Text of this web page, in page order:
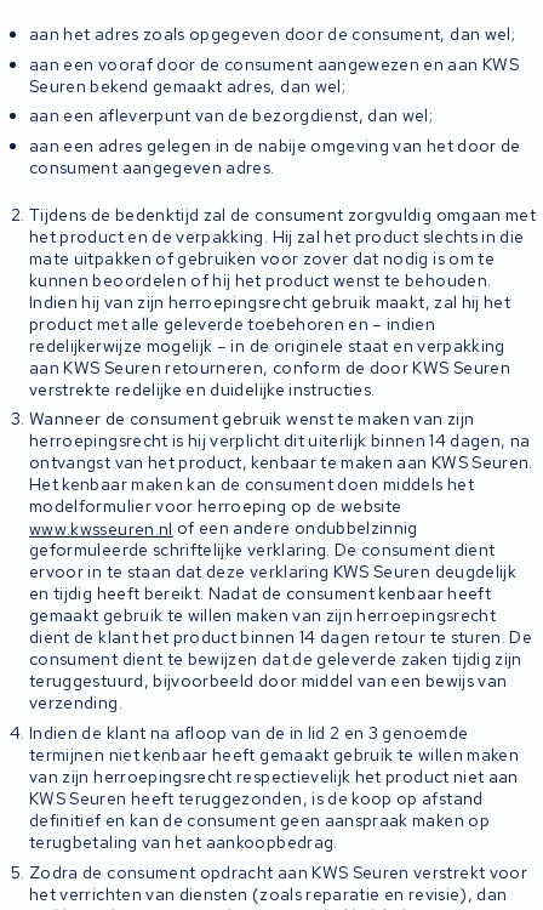
aan het adres zoals opgegeven door de consument, dan wel;
aan een vooraf door de consument aangewezen en aan KWS
Seuren bekend gemaakt adres, dan wel;
aan een afleverpunt van de bezorgdienst, dan wel;
aan een adres gelegen in de nabije omgeving van het door de
consument aangegeven adres.
Tijdens de bedenktijd zal de consument zorgvuldig omgaan met
het product en de verpakking. Hij zal het product slechts in die
mate uitpakken of gebruiken voor zover dat nodig is om te
kunnen beoordelen of hij het product wenst te behouden.
Indien hij van zijn herroepingsrecht gebruik maakt, zal hij het
product met alle geleverde toebehoren en – indien
redelijkerwijze mogelijk – in de originele staat en verpakking
aan KWS Seuren retourneren, conform de door KWS Seuren
verstrekte redelijke en duidelijke instructies.
Wanneer de consument gebruik wenst te maken van zijn
herroepingsrecht is hij verplicht dit uiterlijk binnen 14 dagen, na
ontvangst van het product, kenbaar te maken aan KWS Seuren.
Het kenbaar maken kan de consument doen middels het
modelformulier voor herroeping op de website
www.kwsseuren.nl of een andere ondubbelzinnig
geformuleerde schriftelijke verklaring. De consument dient
ervoor in te staan dat deze verklaring KWS Seuren deugdelijk
en tijdig heeft bereikt. Nadat de consument kenbaar heeft
gemaakt gebruik te willen maken van zijn herroepingsrecht
dient de klant het product binnen 14 dagen retour te sturen. De
consument dient te bewijzen dat de geleverde zaken tijdig zijn
teruggestuurd, bijvoorbeeld door middel van een bewijs van
verzending.
Indien de klant na afloop van de in lid 2 en 3 genoemde
termijnen niet kenbaar heeft gemaakt gebruik te willen maken
van zijn herroepingsrecht respectievelijk het product niet aan
KWS Seuren heeft teruggezonden, is de koop op afstand
definitief en kan de consument geen aanspraak maken op
terugbetaling van het aankoopbedrag.
Zodra de consument opdracht aan KWS Seuren verstrekt voor
het verrichten van diensten (zoals reparatie en revisie), dan